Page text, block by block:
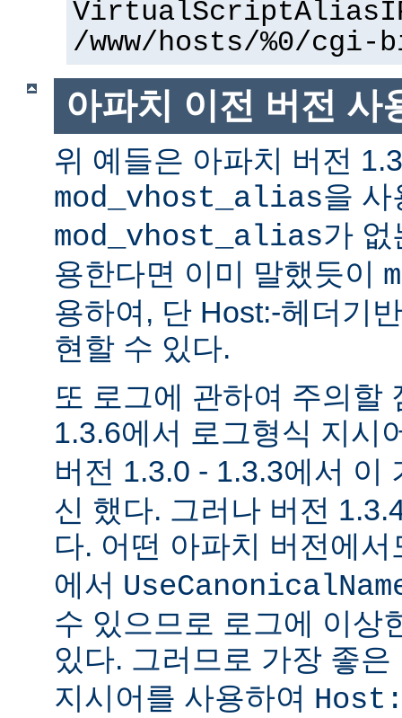
/www/hosts/%0/cgi-
아파치 이전 버전 사
위 예들은 아파치 버전
mod_vhost_alias을 사
mod_vhost_alias가 없
용한다면 이미 말했듯이
용하여, 단 Host:-헤더기
현할 수 있다.
또 로그에 관하여 주의할
1.3.6에서 로그형식 지시
버전 1.3.0 - 1.3.3에서 이
신 했다. 그러나 버전
다. 어떤 아파치 버전에
에서
수 있으므로 로그에 이상
있다. 그러므로 가장 좋
지시어를 사용하여